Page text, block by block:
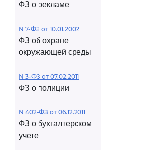
ФЗ о рекламе
N 7-ФЗ от 10.01.2002
ФЗ об охране
окружающей среды
N 3-ФЗ от 07.02.2011
ФЗ о полиции
N 402-ФЗ от 06.12.2011
ФЗ о бухгалтерском
учете